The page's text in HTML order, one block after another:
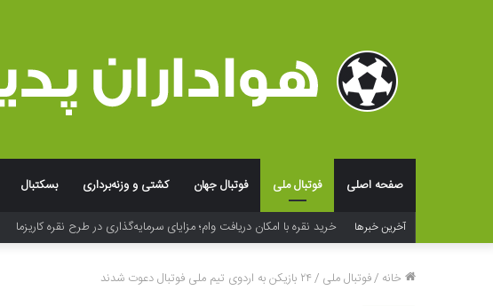
صفحه اصلی فوتبال ملی فوتبال جهان کشتی و وزنه‌برداری بسکتبال
آخرین خبرها خرید نقره با امکان دریافت وام؛ مزایای سرمایه‌گذاری در طرح نقره کاریزما
خانه /فوتبال ملی /٢۴ بازیکن به اردوی تیم ملی فوتبال دعوت شدند